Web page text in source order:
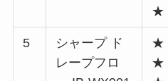
★
5
シャープ ド
レープフロ
★
★